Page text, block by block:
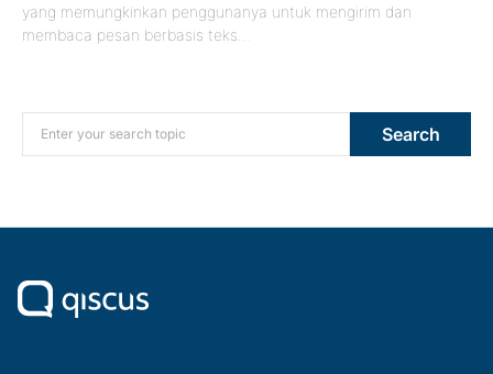
yang memungkinkan penggunanya untuk mengirim dan
membaca pesan berbasis teks…
Search for: Search